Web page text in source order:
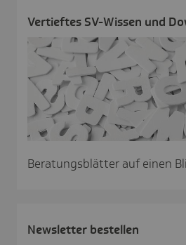
Vertieftes SV-Wissen und
Beratungsblätter auf einen
News­letter bestellen